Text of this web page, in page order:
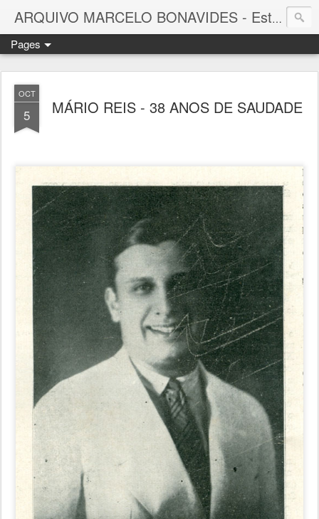
ARQUIVO MARCELO BONAVIDES - Estrelas que nunca se Apagam -
Pages
OCT
5 MÁRIO REIS - 38 ANOS DE SAUDADE